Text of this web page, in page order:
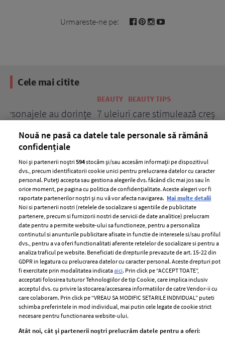
Urmareste-ne pe:
Cele mai citite
7 uleiuri care stimulează creșterea rapidă a
ELLE Style Awards
2024
Despre ELLE
Romania
Contact
Abonamente
Termeni si conditii
Politica de
confidențialitate
Politica de cookies
Publicitate
Nouă ne pasă ca datele tale personale să rămână
confidențiale
Noi și partenerii noștri594stocăm și/sau accesăm informații pe dispozitivul
dvs., precum identificatorii cookie unici pentru prelucrarea datelor cu caracter
personal. Puteți accepta sau gestiona alegerile dvs. făcând clic mai jos sau în
orice moment, pe pagina cu politica de confidențialitate. Aceste alegeri vor fi
raportate partenerilor noștri și nu vă vor afecta navigarea. Mai multe detalii
Noi si partenerii nostri (retelele de socializare si agentiile de publicitate
partenere, precum si furnizorii nostri de servicii de date analitice) prelucram
date pentru a permite website-ului sa functioneze, pentru a personaliza
continutul si anunturile publicitare afisate in functie de interesele si/sau profilul
dvs., pentru a va oferi functionalitati aferente retelelor de socializare si pentru a
analiza traficul pe website. Beneficiati de drepturile prevazute de art. 15-22 din
GDPR in legatura cu prelucrarea datelor cu caracter personal. Aceste drepturi pot
fi exercitate prin modalitatea indicataaici. Prin click pe “ACCEPT TOATE”,
acceptati folosirea tuturor Tehnologiilor de tip Cookie, care implica inclusiv
acceptul dvs. cu privire la stocarea/accesarea informatiilor de catre Vendor-ii cu
care colaboram. Prin click pe “VREAU SA MODIFIC SETARILE INDIVIDUAL” puteti
schimba preferintele in mod individual, mai putin cele legate de cookie strict
necesare pentru functionarea website-ului.
Atât noi, cât și partenerii noștri prelucrăm datele pentru a oferi: